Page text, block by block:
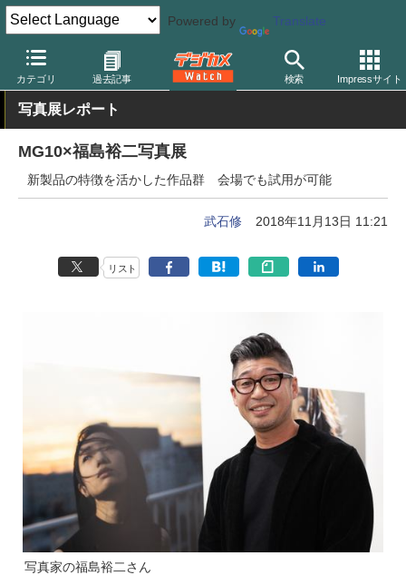
Powered by Translate
カテゴリ 過去記事 検索 Impressサイト
デジカメ Watch 撮影用品 ストロボ（フラッシュ） ニッシン
写真展レポート
MG10×福島裕二写真展
新製品の特徴を活かした作品群 会場でも試用が可能
武石修 2018年11月13日 11:21
リスト
写真家の福島裕二さん